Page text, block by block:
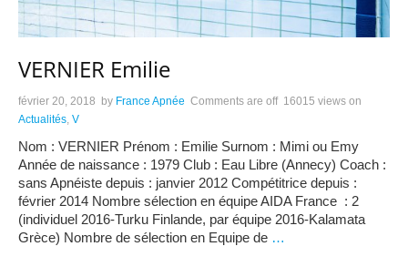
VERNIER Emilie
février 20, 2018 by France Apnée Comments are off 16015 views on
Actualités, V
Nom : VERNIER Prénom : Emilie Surnom : Mimi ou Emy
Année de naissance : 1979 Club : Eau Libre (Annecy) Coach :
sans Apnéiste depuis : janvier 2012 Compétitrice depuis :
février 2014 Nombre sélection en équipe AIDA France : 2
(individuel 2016-Turku Finlande, par équipe 2016-Kalamata
Grèce) Nombre de sélection en Equipe de …